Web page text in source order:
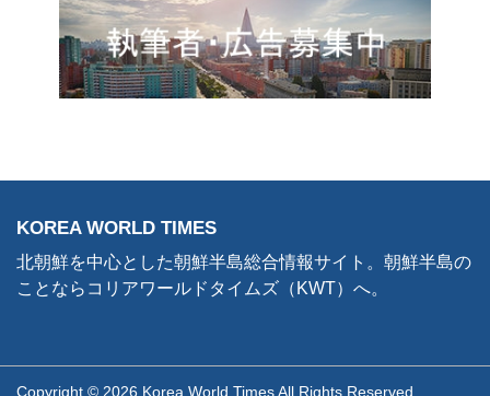
KOREA WORLD TIMES
北朝鮮を中心とした朝鮮半島総合情報サイト。朝鮮半島の
ことならコリアワールドタイムズ（KWT）へ。
Copyright © 2026 Korea World Times All Rights Reserved